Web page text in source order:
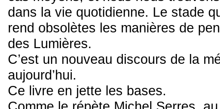
dans la vie quotidienne. Le stade
rend obsolètes les manières de
des Lumières.
C’est un nouveau discours de la
aujourd’hui.
Ce livre en jette les bases.